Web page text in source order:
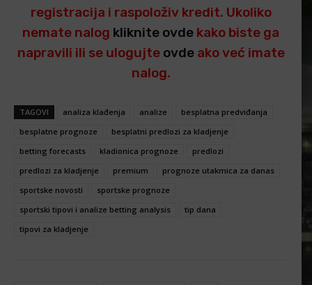
registracija i raspoloživ kredit. Ukoliko
nemate nalog kliknite ovde kako biste ga
napravili ili se ulogujte ovdeako već imate
nalog.
TAGOVI analiza klađenja analize
besplatna predviđanja
besplatne prognoze
besplatni predlozi za kladjenje
betting forecasts
kladionica prognoze
predlozi
predlozi za kladjenje
premium
prognoze utakmica za danas
sportske novosti
sportske prognoze
sportski tipovi i analize betting analysis
tip dana
tipovi za kladjenje